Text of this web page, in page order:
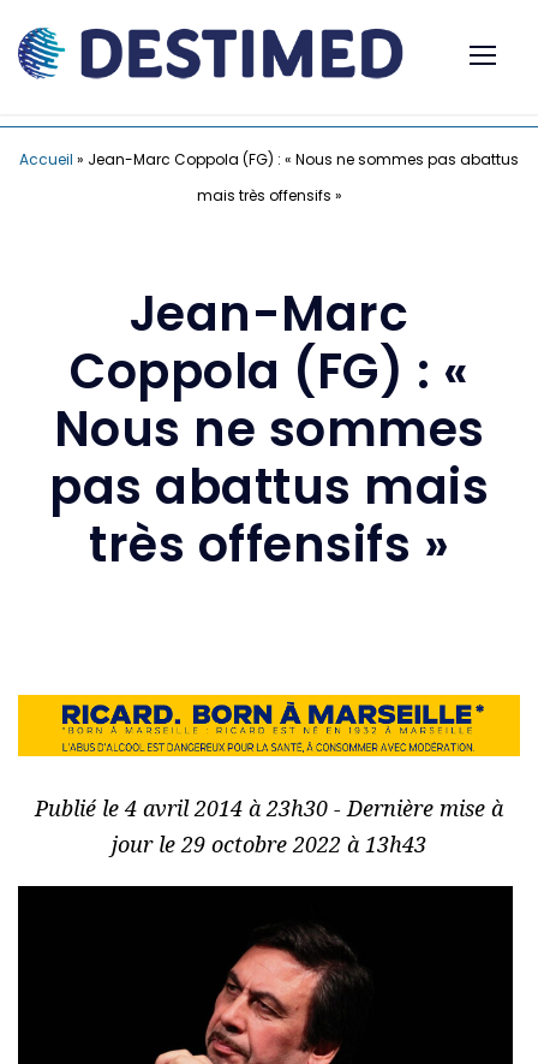
Accueil » Jean-Marc Coppola (FG) : « Nous ne sommes pas abattus
mais très offensifs »
Jean-Marc
Coppola (FG) : «
Nous ne sommes
pas abattus mais
très offensifs »
Publié le 4 avril 2014 à 23h30 - Dernière mise à
jour le 29 octobre 2022 à 13h43